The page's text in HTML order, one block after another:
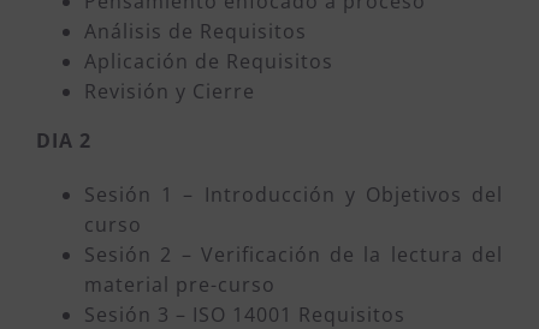
Análisis de Requisitos
Aplicación de Requisitos
Revisión y Cierre
DIA 2
Sesión 1 – Introducción y Objetivos del
curso
Sesión 2 – Verificación de la lectura del
material pre-curso
Sesión 3 – ISO 14001 Requisitos